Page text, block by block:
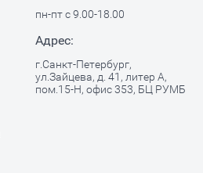
пн-пт с 9.00-18.00
Адрес:
г.Санкт-Петербург,
ул.Зайцева, д. 41, литер А,
пом.15-Н, офис 353, БЦ РУМБ